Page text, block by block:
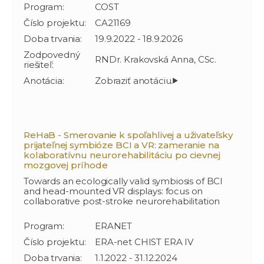
Program:
COST
Číslo projektu:
CA21169
Doba trvania:
19.9.2022 - 18.9.2026
Zodpovedný
riešiteľ:
RNDr. Krakovská Anna, CSc.
Anotácia:
ReHaB - Smerovanie k spoľahlivej a uživateľsky
prijateľnej symbióze BCI a VR: zameranie na
kolaboratívnu neurorehabilitáciu po cievnej
mozgovej príhode
Towards an ecologically valid symbiosis of BCI
and head-mounted VR displays: focus on
collaborative post-stroke neurorehabilitation
Program:
ERANET
Číslo projektu:
ERA-net CHIST ERA IV
Doba trvania:
1.1.2022 - 31.12.2024